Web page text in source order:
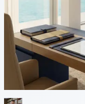
een
Introductie Het
zet voor ondernemers
voordelen en solide
u door de...